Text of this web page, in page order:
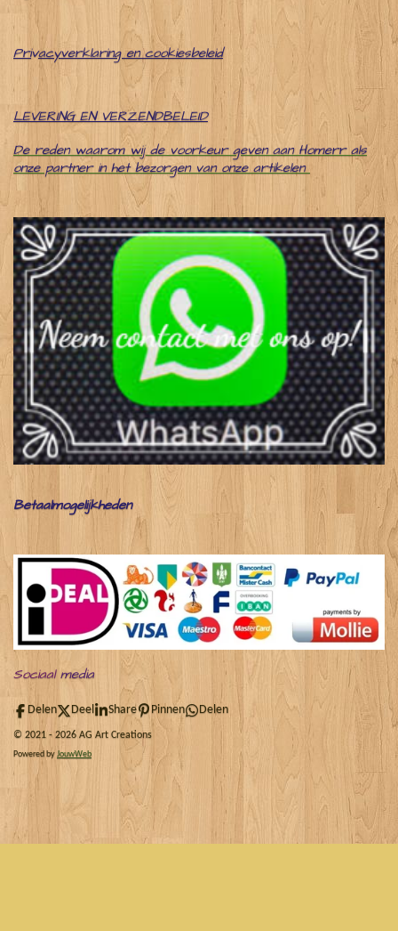
Privacyverklaring en cookiesbeleid
LEVERING EN VERZENDBELEID
De reden waarom wij de voorkeur geven aan Homerr als
onze partner in het bezorgen van onze artikelen
Betaalmogelijkheden
Sociaalmedia
Delen Deel Share Pinnen Delen
© 2021 - 2026 AG Art Creations
Powered byJouwWeb